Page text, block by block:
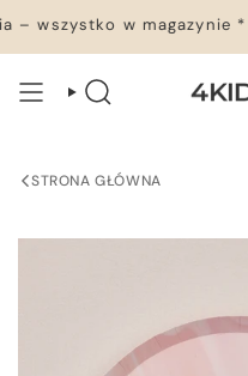
do
treści
wszystko w magazynie *
WYSZUKIWANIE
STRONA GŁÓWNA